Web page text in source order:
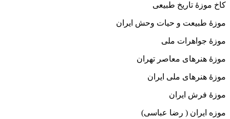
کاخ موزهٔ تاریخ طبیعی
موزهٔ طبیعت و حیات وحش ایران
موزهٔ جواهرات ملی
موزهٔ هنرهای معاصر تهران
موزهٔ هنرهای ملی ایران
موزهٔ فرش ایران
موزه ایران ( رضا عباسی)